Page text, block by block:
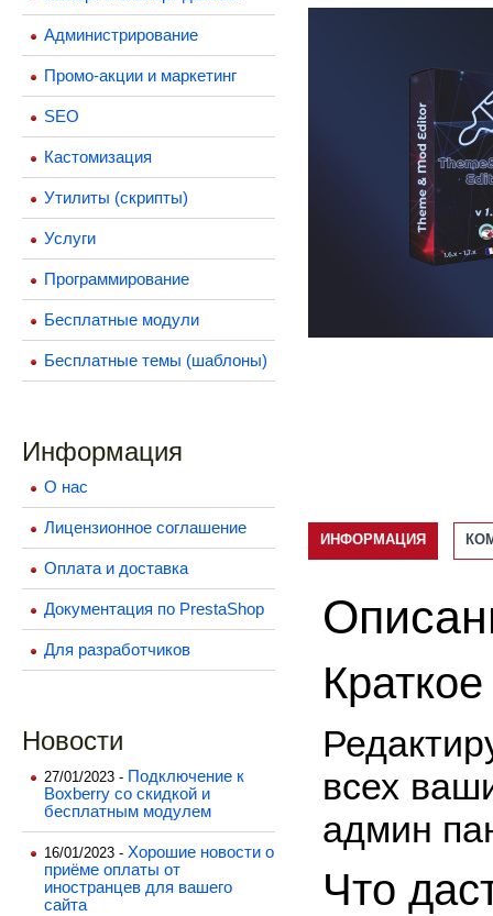
Администрирование
Промо-акции и маркетинг
SEO
Кастомизация
Утилиты (скрипты)
Услуги
Программирование
Бесплатные модули
Бесплатные темы (шаблоны)
Информация
О нас
Лицензионное соглашение
Оплата и доставка
Документация по PrestaShop
Для разработчиков
Новости
27/01/2023 - Подключение к
Boxberry со скидкой и
бесплатным модулем
16/01/2023 - Хорошие новости о
приёме оплаты от
иностранцев для вашего
сайта
ИНФОРМАЦИЯ
всех
админ
Что